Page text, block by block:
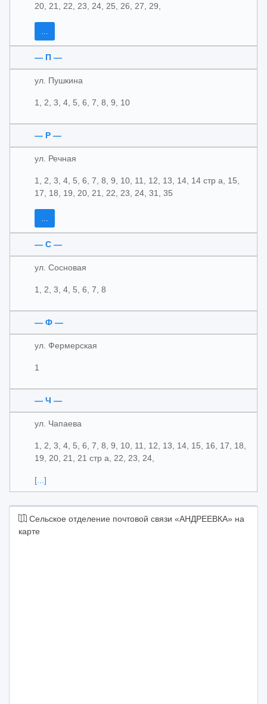
20, 21, 22, 23, 24, 25, 26, 27, 29,
...
— П —
ул. Пушкина
1, 2, 3, 4, 5, 6, 7, 8, 9, 10
— Р —
ул. Речная
1, 2, 3, 4, 5, 6, 7, 8, 9, 10, 11, 12, 13, 14, 14 стр а, 15,
17, 18, 19, 20, 21, 22, 23, 24, 31, 35
...
— С —
ул. Сосновая
1, 2, 3, 4, 5, 6, 7, 8
— Ф —
ул. Фермерская
1
— Ч —
ул. Чапаева
1, 2, 3, 4, 5, 6, 7, 8, 9, 10, 11, 12, 13, 14, 15, 16, 17, 18,
19, 20, 21, 21 стр а, 22, 23, 24,
[...]
Сельское отделение почтовой связи «АНДРЕЕВКА» на
карте